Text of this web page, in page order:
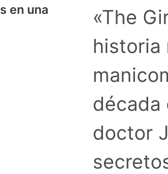
en una
«The
historia
década
doctor